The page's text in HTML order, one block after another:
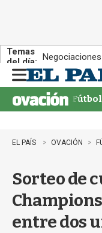
Temas
del día: Negociaciones
n
u
Fútbol
EL PAÍS OVACIÓN
Sorteo de
entre dos